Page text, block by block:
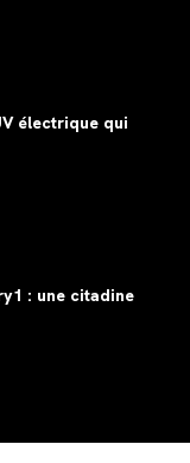
électrique qui
: une citadine